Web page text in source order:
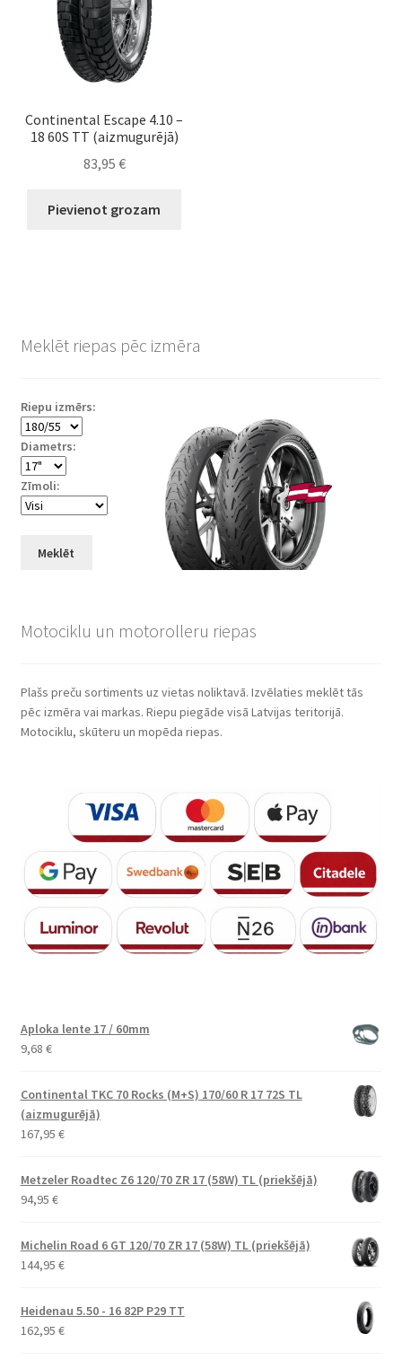
Continental Escape 4.10 –
18 60S TT (aizmugurējā)
83,95 €
Pievienot grozam
Meklēt riepas pēc izmēra
Riepu izmērs:
Diametrs:
Zīmoli:
Meklēt
Motociklu un motorolleru riepas
Plašs preču sortiments uz vietas noliktavā. Izvēlaties meklēt tās
pēc izmēra vai markas. Riepu piegāde visā Latvijas teritorijā.
Motociklu, skūteru un mopēda riepas.
Aploka lente 17 / 60mm
9,68 €
Continental TKC 70 Rocks (M+S) 170/60 R 17 72S TL
(aizmugurējā)
167,95 €
Metzeler Roadtec Z6 120/70 ZR 17 (58W) TL (priekšējā)
94,95 €
Michelin Road 6 GT 120/70 ZR 17 (58W) TL (priekšējā)
144,95 €
Heidenau 5.50 - 16 82P P29 TT
162,95 €